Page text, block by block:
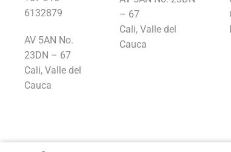
6132879
AV 5AN No.
23DN – 67
Cali, Valle del
Cauca
– 67
Cali, Valle del
Cauca